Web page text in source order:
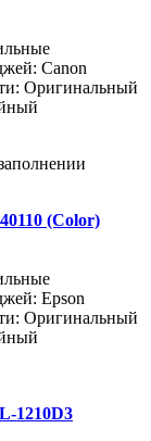
Canon
Оригинальный
(Color)
Epson
Оригинальный
1210D3